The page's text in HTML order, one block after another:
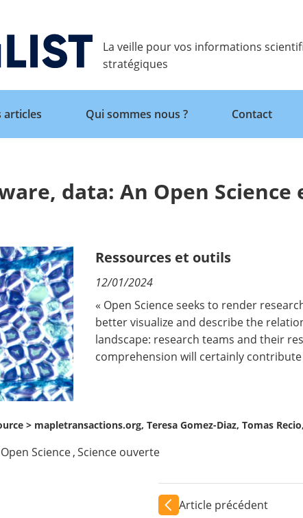
La veille pour vos informations
stratégiques
Retour
articles Qui sommes nous ? Contact
data: An Open Science
Ressources et outils
12/01/2024
« Open Science seeks to render
better visualize and describe the
landscape: research teams and their
comprehension will certainly
> mapletransactions.org, Teresa Gomez-Diaz, Tomas
Open Science,Science ouverte
Article précédent